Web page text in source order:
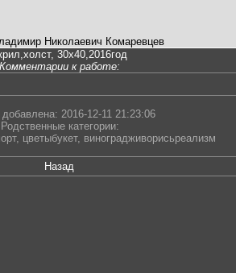
Николаевич Комаревцев
30х40,2016год
Комментарии к работе:
добавлена: 2016-12-11 21:23:06
Родственные категории:
, цветыбукет, виноградживорисьреализм
Назад